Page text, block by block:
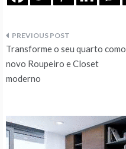
Navegação
de
Transforme o seu quarto como
novo Roupeiro e Closet
moderno